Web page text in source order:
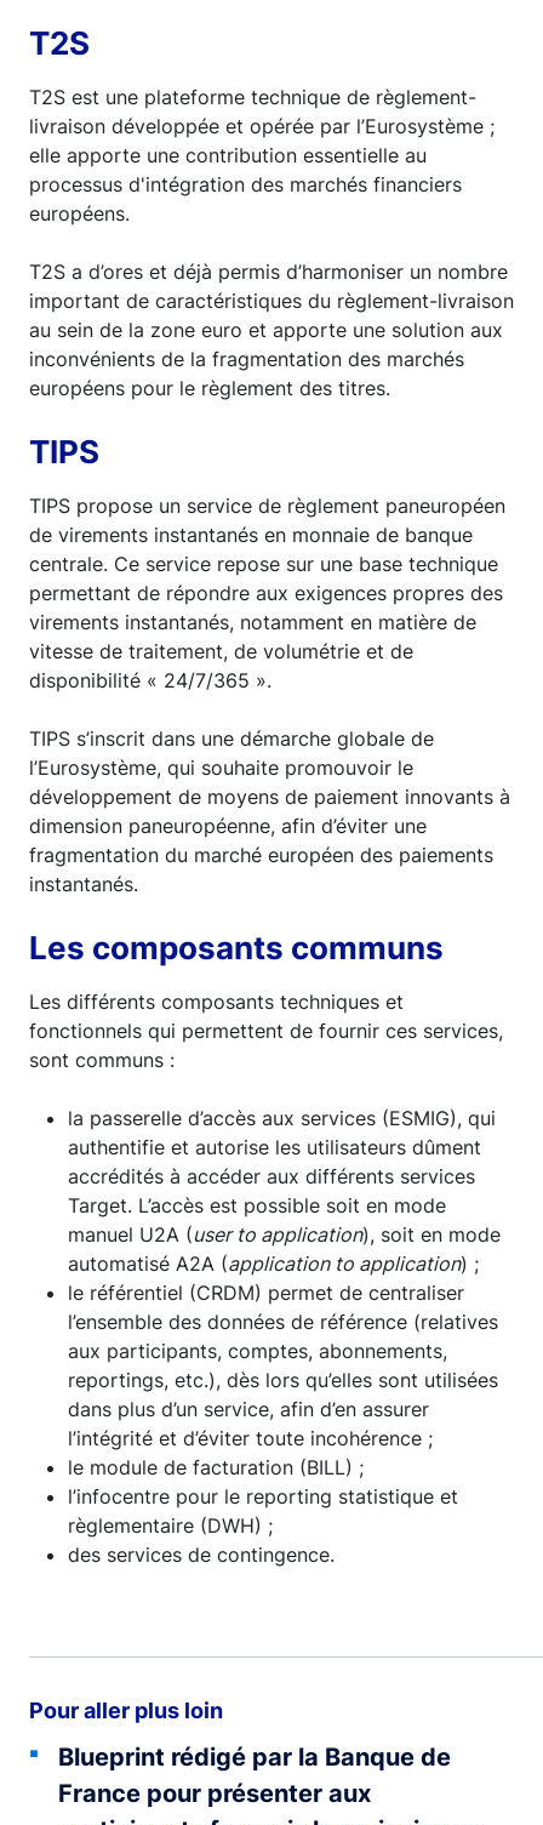
T2S
T2S est une plateforme technique de règlement-
livraison développée et opérée par l’Eurosystème ;
elle apporte une contribution essentielle au
processus d'intégration des marchés financiers
européens.
T2S a d’ores et déjà permis d’harmoniser un nombre
important de caractéristiques du règlement-livraison
au sein de la zone euro et apporte une solution aux
inconvénients de la fragmentation des marchés
européens pour le règlement des titres.
TIPS
TIPS propose un service de règlement paneuropéen
de virements instantanés en monnaie de banque
centrale. Ce service repose sur une base technique
permettant de répondre aux exigences propres des
virements instantanés, notamment en matière de
vitesse de traitement, de volumétrie et de
disponibilité « 24/7/365 ».
TIPS s’inscrit dans une démarche globale de
l’Eurosystème, qui souhaite promouvoir le
développement de moyens de paiement innovants à
dimension paneuropéenne, afin d’éviter une
fragmentation du marché européen des paiements
instantanés.
Les composants communs
Les différents composants techniques et
fonctionnels qui permettent de fournir ces services,
sont communs :
la passerelle d’accès aux services (ESMIG), qui
authentifie et autorise les utilisateurs dûment
accrédités à accéder aux différents services
Target. L’accès est possible soit en mode
manuel U2A (user to application), soit en mode
automatisé A2A (application to application) ;
le référentiel (CRDM) permet de centraliser
l’ensemble des données de référence (relatives
aux participants, comptes, abonnements,
reportings, etc.), dès lors qu’elles sont utilisées
dans plus d’un service, afin d’en assurer
l’intégrité et d’éviter toute incohérence ;
le module de facturation (BILL) ;
l’infocentre pour le reporting statistique et
règlementaire (DWH) ;
des services de contingence.
Pour aller plus loin
Blueprint rédigé par la Banque de
France pour présenter aux